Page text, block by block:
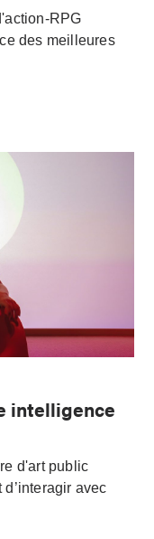
RPG
des meilleures
intelligence
d'art public
avec